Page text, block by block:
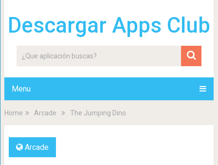
Descargar Apps Club
Menu
Home Arcade The Jumping Dino
Arcade